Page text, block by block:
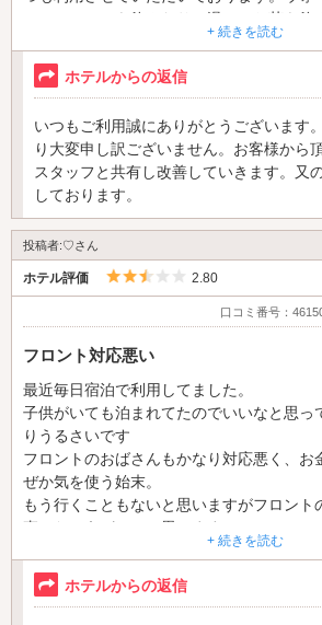
のでコーヒーを飲んだり、温かいお茶を飲
テルを利用する日はあまり飲み物は持参し
ウォーターサーバーに少しもお水が入って
気づいて受付に電話をすると「今から変
に。小さなおばさんスタッフと部屋で3人
悪い事が起こりました。
なぜチェックしないんでしょう？
●ウォーターサーバーの横にビニール袋に
としたんでしょうが、これも気持ち悪いで
したけど。
●冷蔵庫が冷たくならない部屋があった。
（冷蔵庫の中のスイッチを入れてもです）
ショナーがない。ボディーソープは沢山。
シャンプー＆コンディショナーの数を増や
細かい事を言い出したら色々ありますが思
いです。
最後にひとつ。注文の仕方がTVのリモコン
ホからになり、ビックリしました。充電が
でした。かと言って充電器の貸し出しは出
か、売り切れ。充電はなくなるし散々でし
リモコンでも注文出来るようにして欲しい
スマホがない人もいると思うので受付に
+ 続きを読む
ホテルからの返信
いつもご利用誠にありがとうございます
り大変申し訳ございません。お客様から
スタッフと共有し改善していきます。又
しております。
投稿者:♡さん
ホテル評価 5つ星のうち2.5
2.80
口コミ番号：
フロント対応悪い
最近毎日宿泊で利用してました。
子供がいても泊まれてたのでいいなと思っ
りうるさいです
フロントのおばさんもかなり対応悪く、お
ぜか気を使う始末。
もう行くこともないと思いますがフロント
直したほうがいいと思います。
夜ご飯をホテルでオーダーして食べて朝ご
テーブルの上がたくさんになるので受取口
置いていても下げてくれないです。
+ 続きを読む
ホテルからの返信